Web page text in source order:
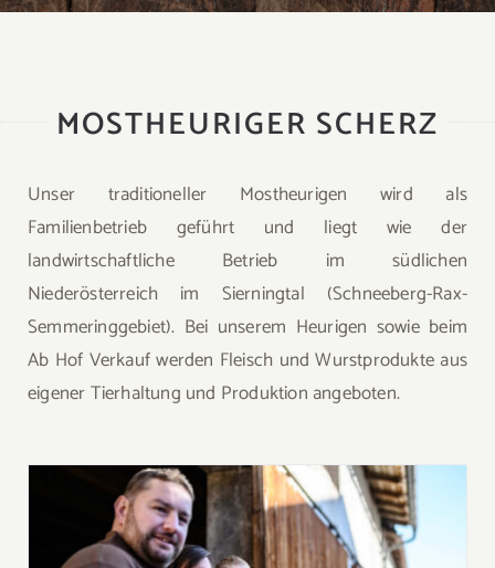
MOSTHEURIGER SCHERZ
Unser traditioneller Mostheurigen wird als
Familienbetrieb geführt und liegt wie der
landwirtschaftliche Betrieb im südlichen
Niederösterreich im Sierningtal (Schneeberg-Rax-
Semmeringgebiet). Bei unserem Heurigen sowie beim
Ab Hof Verkauf werden Fleisch und Wurstprodukte aus
eigener Tierhaltung und Produktion angeboten.